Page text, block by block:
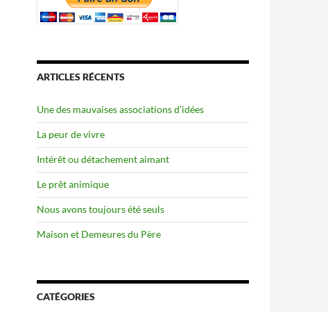
ARTICLES RÉCENTS
Une des mauvaises associations d’idées
La peur de vivre
Intérêt ou détachement aimant
Le prêt animique
Nous avons toujours été seuls
Maison et Demeures du Père
CATÉGORIES